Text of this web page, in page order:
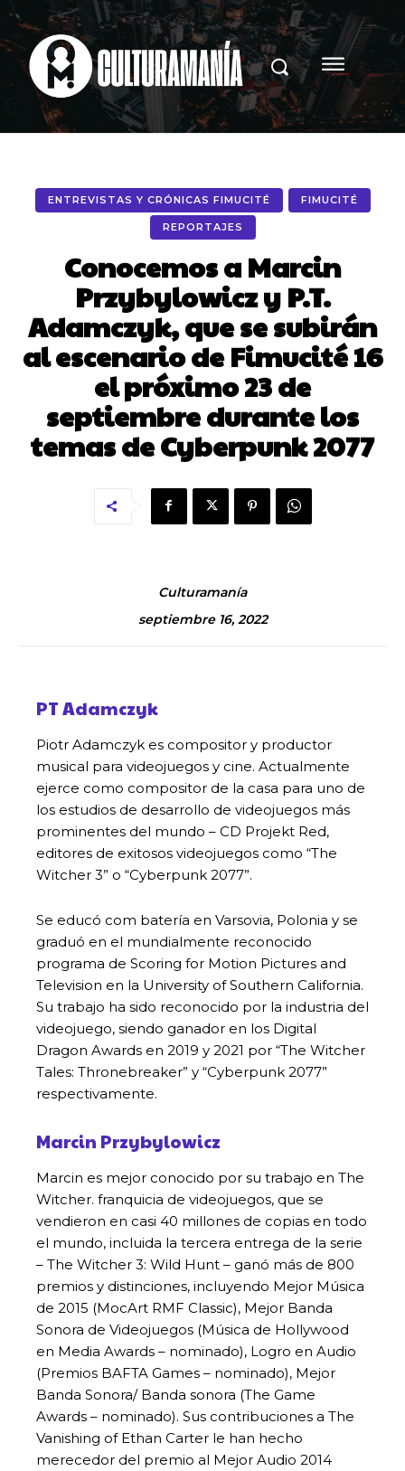
ENTREVISTAS Y CRÓNICAS FIMUCITÉ FIMUCITÉ
REPORTAJES
Conocemos a Marcin
Przybylowicz y P.T.
Adamczyk, que se subirán
al escenario de Fimucité 16
el próximo 23 de
septiembre durante los
temas de Cyberpunk 2077
Culturamanía
septiembre 16, 2022
PT Adamczyk
Piotr Adamczyk es compositor y productor
musical para videojuegos y cine. Actualmente
ejerce como compositor de la casa para uno de
los estudios de desarrollo de videojuegos más
prominentes del mundo – CD Projekt Red,
editores de exitosos videojuegos como “The
Witcher 3” o “Cyberpunk 2077”.
Se educó com batería en Varsovia, Polonia y se
graduó en el mundialmente reconocido
programa de Scoring for Motion Pictures and
Television en la University of Southern California.
Su trabajo ha sido reconocido por la industria del
videojuego, siendo ganador en los Digital
Dragon Awards en 2019 y 2021 por “The Witcher
Tales: Thronebreaker” y “Cyberpunk 2077”
respectivamente.
Marcin Przybylowicz
Marcin es mejor conocido por su trabajo en The
Witcher. franquicia de videojuegos, que se
vendieron en casi 40 millones de copias en todo
el mundo, incluida la tercera entrega de la serie
– The Witcher 3: Wild Hunt – ganó más de 800
premios y distinciones, incluyendo Mejor Música
de 2015 (MocArt RMF Classic), Mejor Banda
Sonora de Videojuegos (Música de Hollywood
en Media Awards – nominado), Logro en Audio
(Premios BAFTA Games – nominado), Mejor
Banda Sonora/ Banda sonora (The Game
Awards – nominado). Sus contribuciones a The
Vanishing of Ethan Carter le han hecho
merecedor del premio al Mejor Audio 2014